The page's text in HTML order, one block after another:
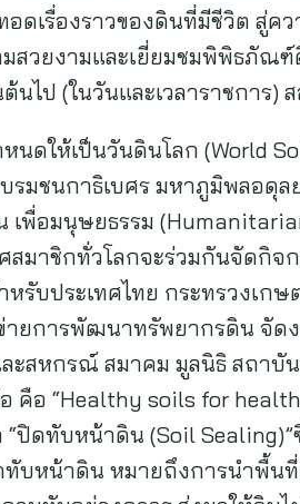
ดเรื่องราวของดินที่มีชีวิต สู่ค
มสวยงามและเยี่ยมชมพิพิธภัณ
ป (ในวันและเวลาราชการ) ส
ดให้เป็นวันดินโลก (World
รมชนกาธิเบศร มหาภูมิพลอดุ
เพื่อมนุษยธรรม
สมาชิกทั่วโลกจะร่วมกันจัดกิ
รับประเทศไทย กระทรวงเ
ายการพัฒนาทรัพยากรดิน จัด
ะสหกรณ์ สมาคม มูลนิธิ สถา
คือ “Healthy soils for
ปิดทับหน้าดิน (Soil Sealing)”
ทับหน้าดิน หมายถึงการนำพื้น